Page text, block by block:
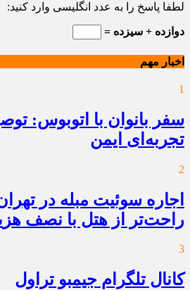
لطفا پاسخ را به عدد انگلیسی وارد کنید:
دوازده + سیزده =
اخبار مهم
1
سفر بانوان با اتوبوس:
تجربه‌ای ایمن
2
اجاره سوئیت مبله در
راحت‌تر از هتل با نصف
3
کانال تلگرام جیمبو تراول